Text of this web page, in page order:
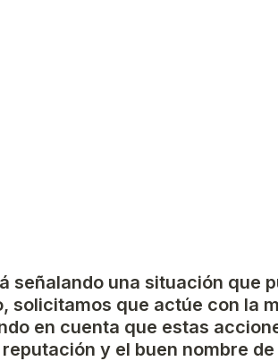
señalando una situación que
solicitamos que actúe con la
en cuenta que estas
y el buen nombre de